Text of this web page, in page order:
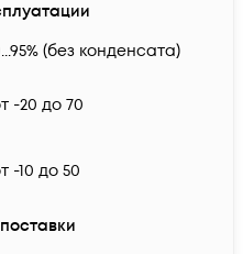
(без конденсата)
-20 до 70
-10 до 50